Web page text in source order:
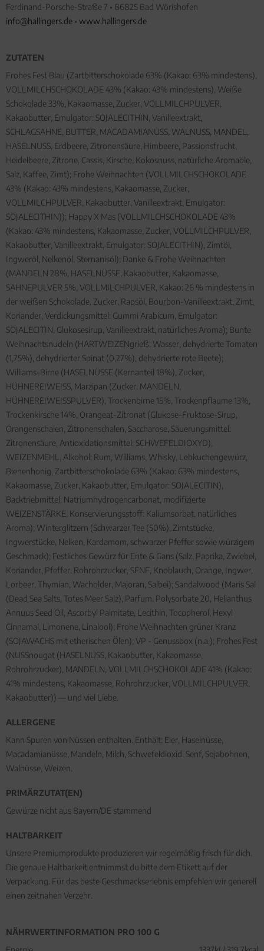
Ferdinand-Porsche-Straße 7 • 86825 Bad Wörishofen
info@hallingers.de • www.hallingers.de
ZUTATEN
Frohes Fest Blau (Zartbitterschokolade 63% (Kakao: 63% mindestens),
VOLLMILCHSCHOKOLADE 43% (Kakao: 43% mindestens), Weiße
Schokolade 33%, Kakaomasse, Zucker, VOLLMILCHPULVER,
Kakaobutter, Emulgator: SOJALECITHIN, Vanilleextrakt,
SCHLAGSAHNE, BUTTER, MACADAMIANUSS, WALNUSS, MANDEL,
HASELNUSS, Erdbeere, Zitronensäure, Himbeere, Passionsfrucht,
Heidelbeere, Zitrone, Cassis, Kirsche, Kokosnuss, natürliche Aromaöle,
Salz, Kaffee, Zimt); Frohe Weihnachten (VOLLMILCHSCHOKOLADE
43% (Kakao: 43% mindestens, Kakaomasse, Zucker,
VOLLMILCHPULVER, Kakaobutter, Vanilleextrakt, Emulgator:
SOJALECITHIN)); Happy X Mas (VOLLMILCHSCHOKOLADE 43%
(Kakao: 43% mindestens, Kakaomasse, Zucker, VOLLMILCHPULVER,
Kakaobutter, Vanilleextrakt, Emulgator: SOJALECITHIN), Zimtöl,
Ingweröl, Nelkenöl, Sternanisöl); Danke & Frohe Weihnachten
(MANDELN 28%, HASELNÜSSE, Kakaobutter, Kakaomasse,
SAHNEPULVER 5%, VOLLMILCHPULVER, Kakao: 26 % mindestens in
der weißen Schokolade, Zucker, Rapsöl, Bourbon-Vanilleextrakt, Zimt,
Koriander, Verdickungsmittel: Gummi Arabicum, Emulgator:
SOJALECITIN, Glukosesirup, Vanilleextrakt, natürliches Aroma); Bunte
Weihnachtsnudeln (HARTWEIZENgrieß, Wasser, dehydrierte Tomaten
(1,75%), dehydrierter Spinat (0,27%), dehydrierte rote Beete);
Williams-Birne (HASELNÜSSE (Kernanteil 18%), Zucker,
HÜHNEREIWEISS, Marzipan (Zucker, MANDELN,
HÜHNEREIWEISSPULVER), Trockenbirne 15%, Trockenpflaume 13%,
Trockenkirsche 14%, Orangeat-Zitronat (Glukose-Fruktose-Sirup,
Orangenschalen, Zitronenschalen, Saccharose, Säuerungsmittel:
Zitronensäure, Antioxidationsmittel: SCHWEFELDIOXYD),
WEIZENMEHL, Alkohol: Rum, Williams, Whisky, Lebkuchengewürz,
Bienenhonig, Zartbitterschokolade 63% (Kakao: 63% mindestens,
Kakaomasse, Zucker, Kakaobutter, Emulgator: SOJALECITIN),
Backtriebmittel: Natriumhydrogencarbonat, modifizierte
WEIZENSTÄRKE, Konservierungsstoff: Kaliumsorbat, natürliches
Aroma); Winterglitzern (Schwarzer Tee (50%), Zimtstücke,
Ingwerstücke, Nelken, Kardamom, schwarzer Pfeffer sowie würzigem
Geschmack); Festliches Gewürz für Ente & Gans (Salz, Paprika, Zwiebel,
Koriander, Pfeffer, Rohrohrzucker, SENF, Knoblauch, Orange, Ingwer,
Lorbeer, Thymian, Wacholder, Majoran, Salbei); Sandalwood (Maris Sal
(Dead Sea Salts, Totes Meer Salz), Parfum, Polysorbate 20, Helianthus
Annuus Seed Oil, Ascorbyl Palmitate, Lecithin, Tocopherol, Hexyl
Cinnamal, Limonene, Linalool); Frohe Weihnachten grüner Kranz
(SOJAWACHS mit etherischen Ölen); VP - Genussbox (n.a.); Frohes Fest
(NUSSnougat (HASELNUSS, Kakaobutter, Kakaomasse,
Rohrohrzucker), MANDELN, VOLLMILCHSCHOKOLADE 41% (Kakao:
41% mindestens, Kakaomasse, Rohrohrzucker, VOLLMILCHPULVER,
Kakaobutter)) — und viel Liebe.
ALLERGENE
Kann Spuren von Nüssen enthalten. Enthält: Eier, Haselnüsse,
Macadamianüsse, Mandeln, Milch, Schwefeldioxid, Senf, Sojabohnen,
Walnüsse, Weizen.
PRIMÄRZUTAT(EN)
Gewürze nicht aus Bayern/DE stammend
HALTBARKEIT
Unsere Premiumprodukte produzieren wir regelmäßig frisch für dich.
Die genaue Haltbarkeit entnimmst du bitte dem Etikett auf der
Verpackung. Für das beste Geschmackserlebnis empfehlen wir generell
einen zeitnahen Verzehr.
NÄHRWERTINFORMATION PRO 100 G